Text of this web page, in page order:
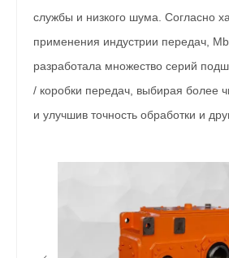
службы и низкого шума. Согласно
применения индустрии передач,
разработала множество серий
/ коробки передач, выбирая более
и улучшив точность обработки и